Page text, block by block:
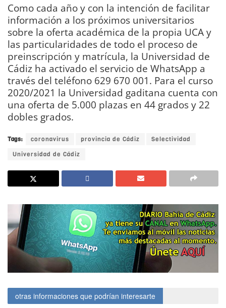
Como cada año y con la intención de facilitar
información a los próximos universitarios
sobre la oferta académica de la propia UCA y
las particularidades de todo el proceso de
preinscripción y matrícula, la Universidad de
Cádiz ha activado el servicio de WhatsApp a
través del teléfono 629 670 001. Para el curso
2020/2021 la Universidad gaditana cuenta con
una oferta de 5.000 plazas en 44 grados y 22
dobles grados.
Tags: coronavirus provincia de Cádiz
Selectividad
Universidad de Cádiz
otras informaciones que podrían interesarte